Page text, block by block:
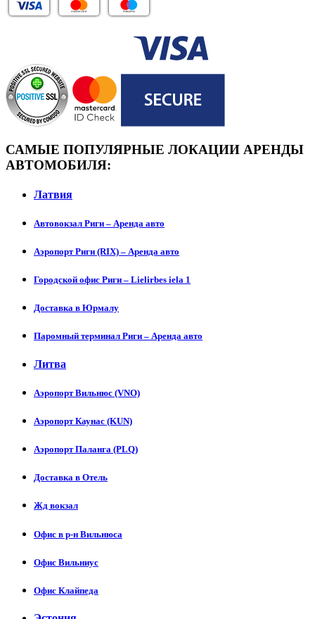
САМЫЕ ПОПУЛЯРНЫЕ ЛОКАЦИИ АРЕНДЫ
АВТОМОБИЛЯ:
Латвия
Автовокзал Риги – Аренда авто
Аэропорт Риги (RIX) – Аренда авто
Городской офис Риги – Lielirbes iela 1
Доставка в Юрмалу
Паромный терминал Риги – Аренда авто
Литва
Аэропорт Вильнюс (VNO)
Аэропорт Каунас (KUN)
Аэропорт Паланга (PLQ)
Доставка в Отель
Жд вокзал
Офис в р-н Вильнюса
Офис Вильниус
Офис Клайпеда